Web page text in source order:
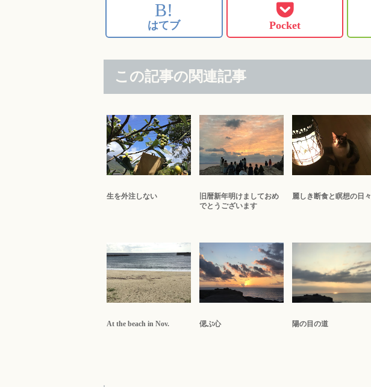
B!
はてブ Pocket
この記事の関連記事
生を外注しない
旧暦新年明けましておめ
でとうございます
麗しき断食と瞑想の日々
At the beach in Nov. 偲ぶ心 陽の目の道